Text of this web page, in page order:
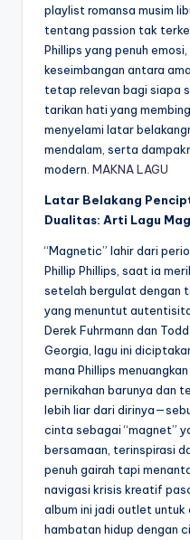
playlist romansa musim
tentang passion tak
Phillips yang penuh
keseimbangan antara
tetap relevan bagi siapa
tarikan hati yang
menyelami latar
mendalam, serta
modern. MAKNA LAGU
Latar Belakang
Dualitas: Arti Lagu
“Magnetic” lahir dari
Phillip Phillips, saat ia
setelah bergulat dengan
yang menuntut
Derek Fuhrmann dan
Georgia, lagu ini
mana Phillips
pernikahan barunya dan
lebih liar dari
cinta sebagai “magnet”
bersamaan, terinspirasi
penuh gairah tapi
navigasi krisis kreatif
album ini jadi outlet
hambatan hidup dengan